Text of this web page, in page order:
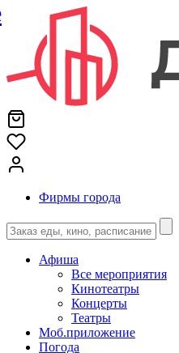
Фирмы города
Афиша
Все мероприятия
Кинотеатры
Концерты
Театры
Моб.приложение
Погода